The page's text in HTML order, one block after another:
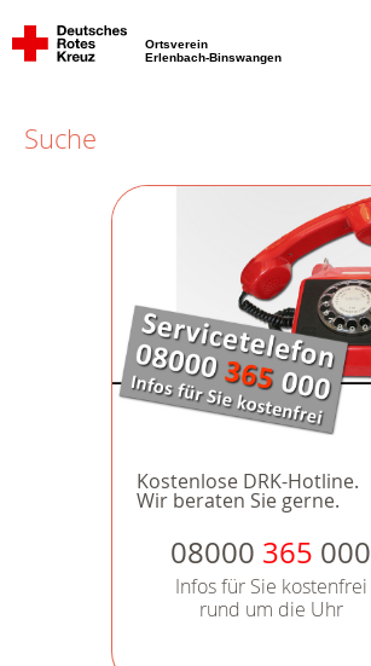
Ortsverein
Erlenbach-Binswangen
Suche
Kostenlose DRK-Hotline.
Wir beraten Sie gerne.
08000 365 000
Infos für Sie kostenfrei
rund um die Uhr